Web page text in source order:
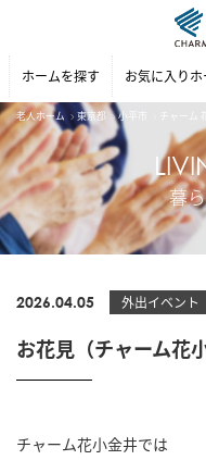
ホームを探す お気に入りホ
老人ホーム 東京都 小平市 チャーム
暮
2026.04.05 外出イベント
お花見（チャーム花
チャーム花小金井では